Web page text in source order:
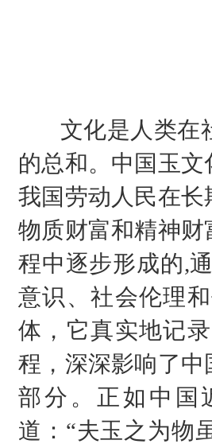
文化是人类在社
的总和。中国玉
我国劳动人民在
物质财富和精神
程中逐步形成的,
意识、社会伦理
体，它真实地记
程，深深影响了
部分。正如中国
道：“夫玉之为物